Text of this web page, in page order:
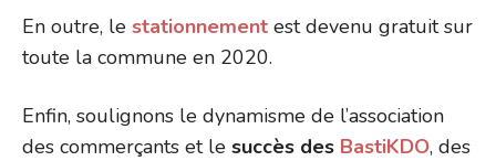
En outre, le stationnement est devenu gratuit sur
toute la commune en 2020.
Enfin, soulignons le dynamisme de l’association
des commerçants et le succès des BastiKDO, des